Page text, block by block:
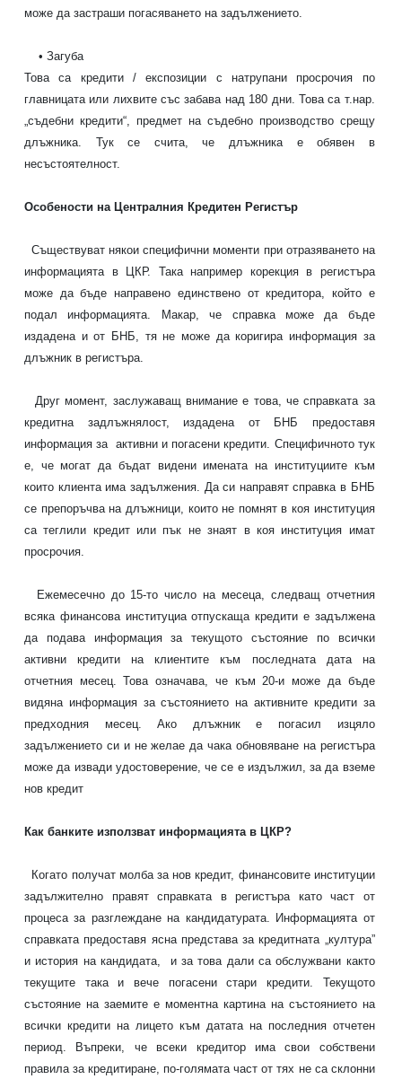
може да застраши погасяването на задължението.
• Загуба
Това са кредити/ експозиции с натрупани просрочия по
главницата или лихвите със забава над 180 дни. Това са т.нар.
„съдебни кредити“, предмет на съдебно производство срещу
длъжника. Тук се счита, че длъжника е обявен в
несъстоятелност.
Особености на Централния Кредитен Регистър
Съществуват някои специфични моменти при отразяването на
информацията в ЦКР. Така например корекция в регистъра
може да бъде направено единствено от кредитора, който е
подал информацията. Макар, че справка може да бъде
издадена и от БНБ, тя не може да коригира информация за
длъжник в регистъра.
Друг момент, заслужаващ внимание е това, че справката за
кредитна задлъжнялост, издадена от БНБ предоставя
информация за активни и погасеникредити. Специфичното тук
е, че могат да бъдат видени имената на институциите към
които клиента има задължения. Да си направят справка в БНБ
се препоръчва на длъжници, които не помнят в коя институция
са теглили кредит или пък не знаят в коя институция имат
просрочия.
Ежемесечно до 15-то число на месеца, следващ отчетния
всяка финансова институциа отпускаща кредити е задължена
да подава информация за текущото състояние по всички
активникредити на клиентите към последната дата на
отчетния месец. Това означава, че към 20-и може да бъде
видяна информация за състоянието на активните кредити за
предходния месец. Ако длъжник е погасил изцяло
задължението си и не желае да чака обновяване на регистъра
може да извади удостоверение, че се е издължил, за да вземе
нов кредит
Как банките използват информацията в ЦКР?
Когато получат молба за новкредит, финансовите институции
задължително правят справката в регистъра като част от
процеса за разглеждане на кандидатурата. Информацията от
справката предоставя ясна представа за кредитната „култура”
и история на кандидата, и за това дали са обслужвани както
текущите така и вече погасени старикредити. Текущото
състояние на заемите е моментна картина на състоянието на
всички кредитина лицето към датата на последния отчетен
период. Въпреки, че всеки кредитор има свои собствени
правила за кредитиране, по-голямата част от тях не са склонни